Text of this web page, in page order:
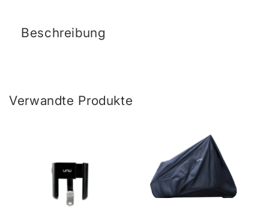
Beschreibung
Verwandte Produkte